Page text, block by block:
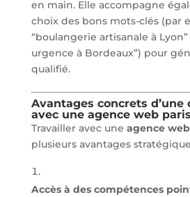
en main. Elle accompagne
choix des bons mots-clés (par
“boulangerie artisanale à
urgence à Bordeaux”) pour
qualifié.
Avantages concrets d’une
avec une agence web
Travailler avec une agence
plusieurs avantages
Accès à des compétences